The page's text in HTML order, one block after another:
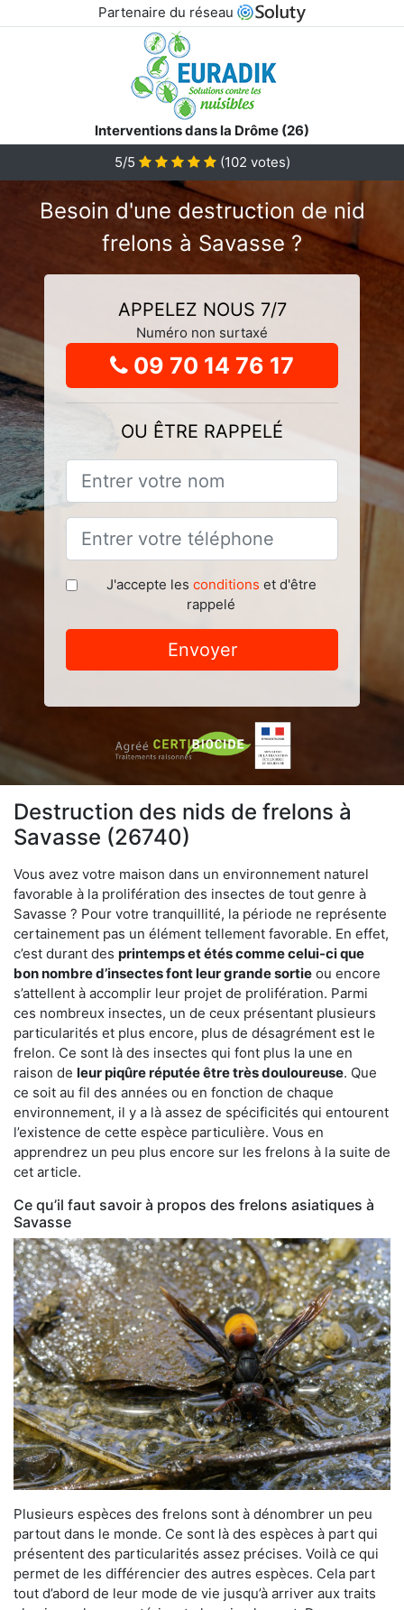
Partenaire du réseau
Interventions dans la Drôme (26)
5/5 (102 votes)
Besoin d'une destruction de nid
frelons à Savasse ?
APPELEZ NOUS 7/7
Numéro non surtaxé
09 70 14 76 17
OU ÊTRE RAPPELÉ
J'accepte les conditions et d'être
rappelé
Envoyer
Destruction des nids de frelons à
Savasse (26740)
Vous avez votre maison dans un environnement naturel
favorable à la prolifération des insectes de tout genre à
Savasse ? Pour votre tranquillité, la période ne représente
certainement pas un élément tellement favorable. En effet,
c’est durant des printemps et étés comme celui-ci que
bon nombre d’insectes font leur grande sortie ou encore
s’attellent à accomplir leur projet de prolifération. Parmi
ces nombreux insectes, un de ceux présentant plusieurs
particularités et plus encore, plus de désagrément est le
frelon. Ce sont là des insectes qui font plus la une en
raison de leur piqûre réputée être très douloureuse. Que
ce soit au fil des années ou en fonction de chaque
environnement, il y a là assez de spécificités qui entourent
l’existence de cette espèce particulière. Vous en
apprendrez un peu plus encore sur les frelons à la suite de
cet article.
Ce qu’il faut savoir à propos des frelons asiatiques à
Savasse
Plusieurs espèces des frelons sont à dénombrer un peu
partout dans le monde. Ce sont là des espèces à part qui
présentent des particularités assez précises. Voilà ce qui
permet de les différencier des autres espèces. Cela part
tout d’abord de leur mode de vie jusqu’à arriver aux traits